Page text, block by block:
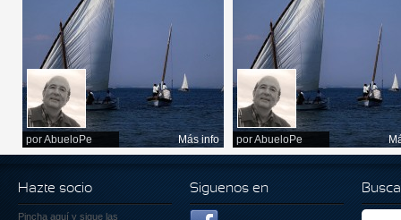
porAbueloPe Más info porAbueloPe
Hazte socio
Pincha aquí y sigue las
Siguenos en